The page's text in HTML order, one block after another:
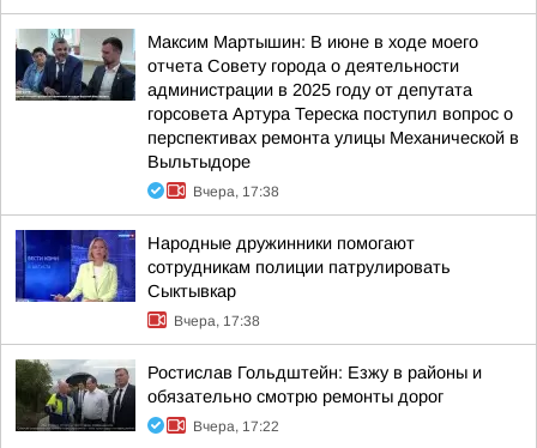
Максим Мартышин: В июне в ходе моего
отчета Совету города о деятельности
администрации в 2025 году от депутата
горсовета Артура Тереска поступил вопрос о
перспективах ремонта улицы Механической в
Выльтыдоре
Вчера, 17:38
Народные дружинники помогают
сотрудникам полиции патрулировать
Сыктывкар
Вчера, 17:38
Ростислав Гольдштейн: Езжу в районы и
обязательно смотрю ремонты дорог
Вчера, 17:22